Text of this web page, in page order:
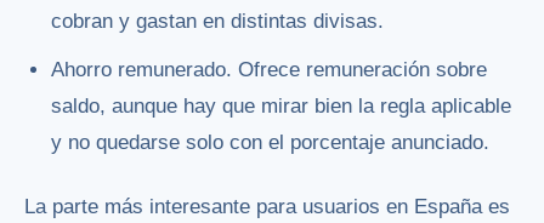
cobran y gastan en distintas divisas.
Ahorro remunerado. Ofrece remuneración sobre
saldo, aunque hay que mirar bien la regla aplicable
y no quedarse solo con el porcentaje anunciado.
La parte más interesante para usuarios en España es